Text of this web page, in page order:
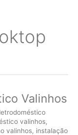
Valinhos
valinhos,
valinhos, instalação